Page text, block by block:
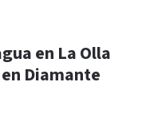
en La Olla
Diamante